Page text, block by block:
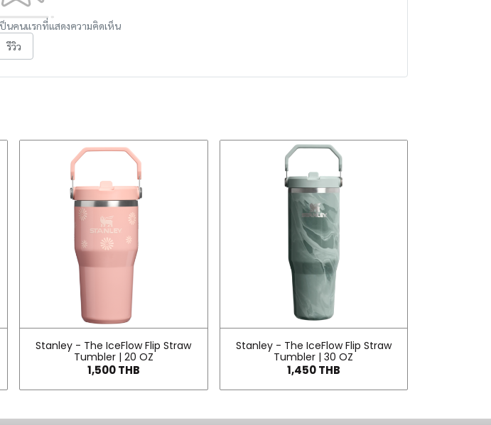
นคนแรกที่แสดงความคิดเห็น
รีวิว
Stanley - The IceFlow Flip Straw
Tumbler | 20 OZ
1,500 THB
Stanley - The IceFlow Flip Straw
Tumbler | 30 OZ
1,450 THB